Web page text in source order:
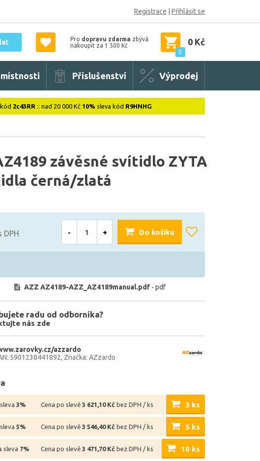
Registrace Přihlásit se
Pro dopravu zdarma zbývá
nakoupit za 1 500 Kč
0
0 Kč
Příslušenství Výprodej
2c43RR :: nad 20 000 Kč 10% sleva kód R9HNHG
závěsné svítidlo ZYTA
černá/zlatá
DPH - + Do košíku
AZZ AZ4189-AZZ_AZ4189manual.pdf - pdf
radu od odborníka?
nás zde
azzardo
5901238441892 Značka: AZzardo
sleva 3% Cena po slevě 3 621,10 Kč bez DPH / ks 3 ks
sleva 5% Cena po slevě 3 546,40 Kč bez DPH / ks 5 ks
sleva 7% Cena po slevě 3 471,70 Kč bez DPH / ks 10 ks